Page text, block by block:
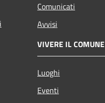
Comunicati
Avvisi
VIVERE IL COMUNE
Luoghi
Eventi